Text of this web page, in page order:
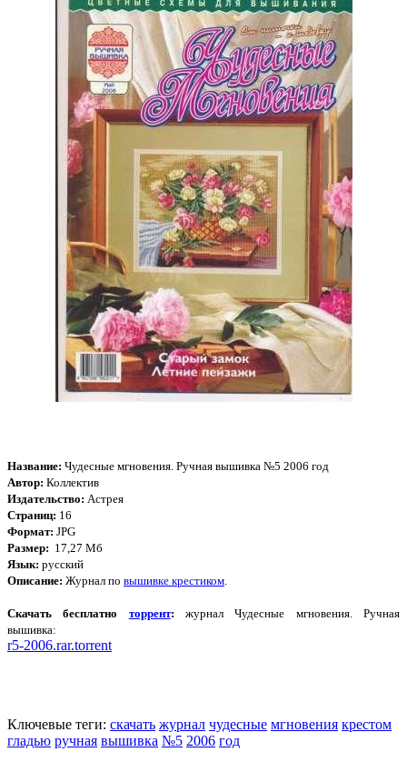
Название: Чудесные мгновения. Ручная вышивка №5 2006 год
Автор: Коллектив
Издательство: Астрея
Страниц: 16
Формат: JPG
Размер: 17,27 Мб
Язык: русский
Описание: Журнал по вышивке крестиком
Скачать бесплатно торрент: журнал Чудесные мгновения. Ручная
вышивка:
r5-2006.rar.torrent
Ключевые теги: скачать журнал чудесные мгновения крестом
гладью ручная вышивка №5 2006 год